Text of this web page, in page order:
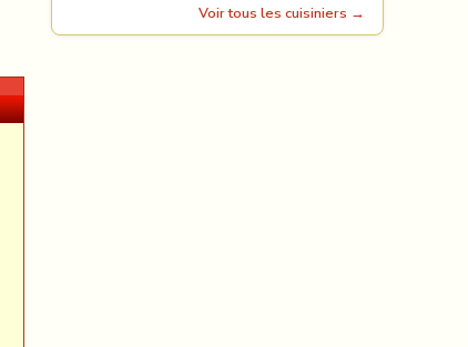
Voir tous les cuisiniers →